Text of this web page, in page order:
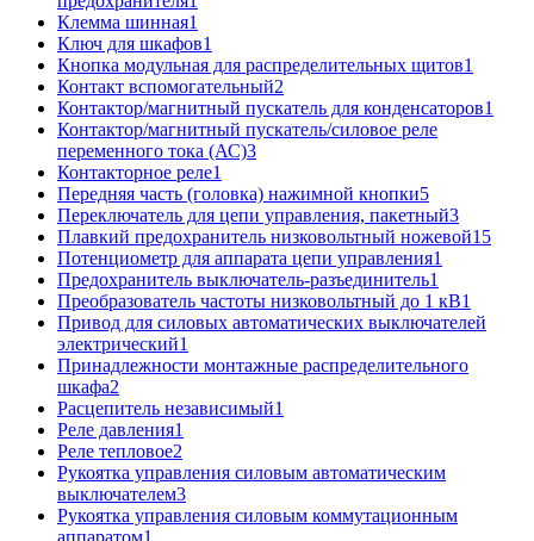
Клемма шинная1
Ключ для шкафов1
Кнопка модульная для распределительных щитов1
Контакт вспомогательный2
Контактор/магнитный пускатель для конденсаторов1
Контактор/магнитный пускатель/силовое реле
переменного тока (АС)3
Контакторное реле1
Передняя часть (головка) нажимной кнопки5
Переключатель для цепи управления, пакетный3
Плавкий предохранитель низковольтный ножевой15
Потенциометр для аппарата цепи управления1
Предохранитель выключатель-разъединитель1
Преобразователь частоты низковольтный до 1 кВ1
Привод для силовых автоматических выключателей
электрический1
Принадлежности монтажные распределительного
шкафа2
Расцепитель независимый1
Реле давления1
Реле тепловое2
Рукоятка управления силовым автоматическим
выключателем3
Рукоятка управления силовым коммутационным
аппаратом1